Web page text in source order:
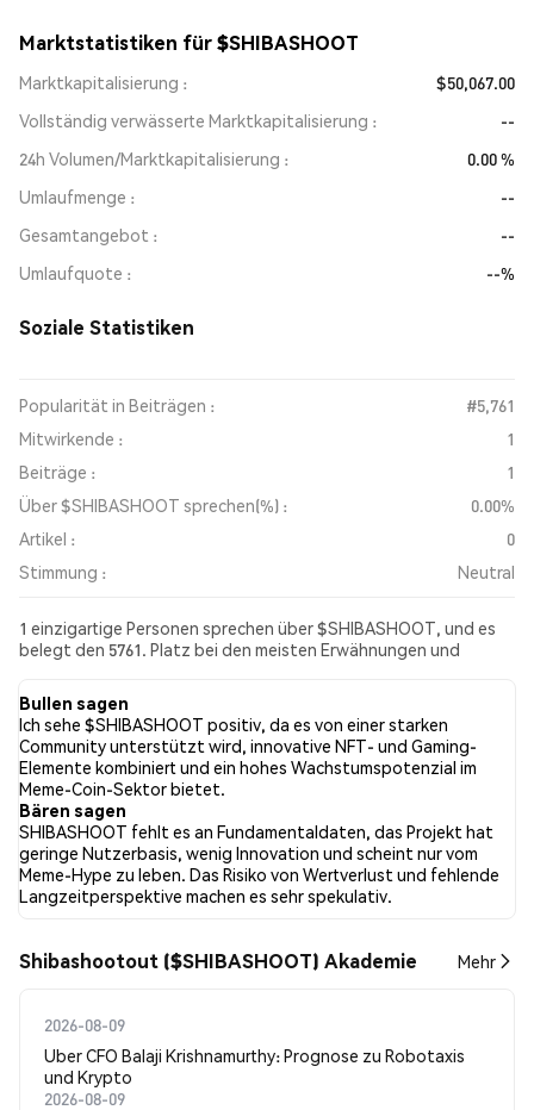
Marktstatistiken für $SHIBASHOOT
Marktkapitalisierung
$50,067.00
Vollständig verwässerte Marktkapitalisierung
--
24h Volumen/Marktkapitalisierung
0.00 %
Umlaufmenge
--
Gesamtangebot
--
Umlaufquote
--%
Soziale Statistiken
Popularität in Beiträgen :
#5,761
Mitwirkende :
1
Beiträge :
1
Über $SHIBASHOOT sprechen(%) :
0.00%
Artikel :
0
Stimmung :
Neutral
1 einzigartige Personen sprechen über $SHIBASHOOT, und es
belegt den 5761. Platz bei den meisten Erwähnungen und
Stunden war die Stimmung gegenüber $SHIBASHOOT in allen
sozialen Medien Neutral. Schließlich wurden 0 Nachrichtenartikel
über $SHIBASHOOT veröffentlicht. Auf Twitter hatten NaN%
der Tweets eine bullishe Stimmung im Vergleich zu NaN% der
Tweets mit einer bärischen Stimmung über $SHIBASHOOT.
NaN% der Tweets waren neutral gegenüber $SHIBASHOOT.
Diese Stimmungen basieren auf 0 Tweets.
Bullen sagen
Ich sehe $SHIBASHOOT positiv, da es von einer starken
Community unterstützt wird, innovative NFT- und Gaming-
Elemente kombiniert und ein hohes Wachstumspotenzial im
Meme-Coin-Sektor bietet.
Bären sagen
SHIBASHOOT fehlt es an Fundamentaldaten, das Projekt hat
geringe Nutzerbasis, wenig Innovation und scheint nur vom
Meme-Hype zu leben. Das Risiko von Wertverlust und fehlende
Langzeitperspektive machen es sehr spekulativ.
Shibashootout ($SHIBASHOOT) Akademie Mehr
2026-08-09
Uber CFO Balaji Krishnamurthy: Prognose zu Robotaxis
und Krypto
2026-08-09